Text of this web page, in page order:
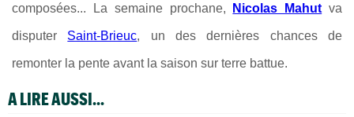
composées... La semaine prochane, Nicolas Mahut va
disputer Saint-Brieuc, un des dernières chances de
remonter la pente avant la saison sur terre battue.
A LIRE AUSSI...